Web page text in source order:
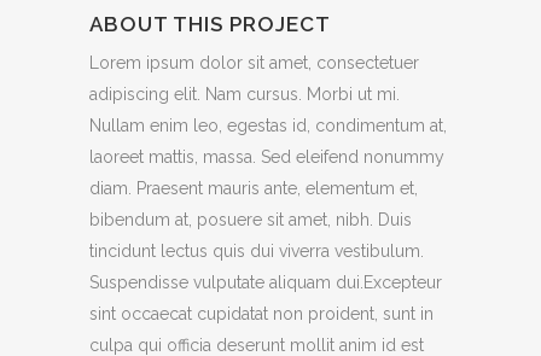
ABOUT THIS PROJECT
Lorem ipsum dolor sit amet, consectetuer
adipiscing elit. Nam cursus. Morbi ut mi.
Nullam enim leo, egestas id, condimentum at,
laoreet mattis, massa. Sed eleifend nonummy
diam. Praesent mauris ante, elementum et,
bibendum at, posuere sit amet, nibh. Duis
tincidunt lectus quis dui viverra vestibulum.
Suspendisse vulputate aliquam dui.Excepteur
sint occaecat cupidatat non proident, sunt in
culpa qui officia deserunt mollit anim id est